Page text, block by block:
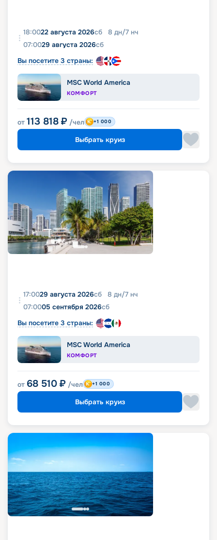
18:0022 августа 2026сб 8 дн/7 нч
07:0029 августа 2026сб
Вы посетите 3 страны:
MSC World America
КОМФОРТ
от 113 818 ₽ /чел +1 000
Выбрать круиз
17:0029 августа 2026сб 8 дн/7 нч
07:0005 сентября 2026сб
Вы посетите 3 страны:
MSC World America
КОМФОРТ
от 68 510 ₽ /чел +1 000
Выбрать круиз